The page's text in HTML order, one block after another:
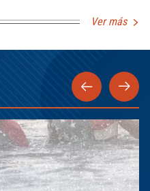
Ver más